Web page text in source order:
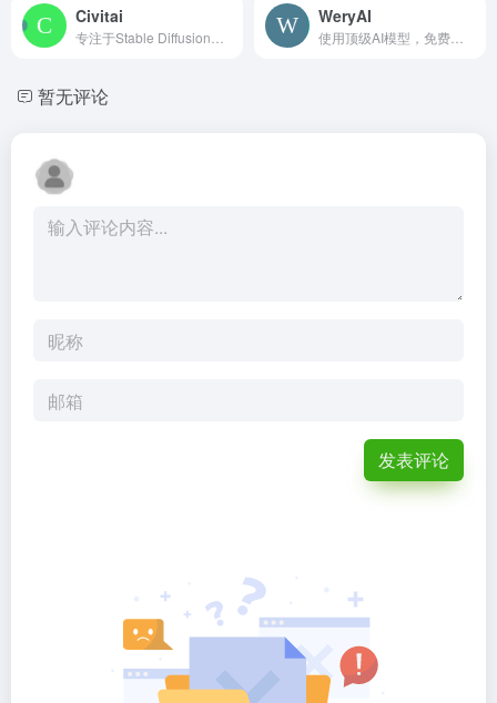
Civitai WeryAI
暂无评论
发表评论